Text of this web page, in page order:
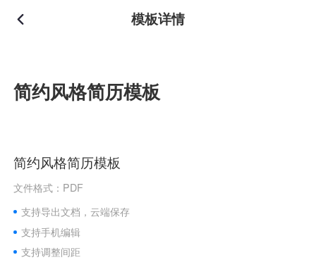
模板详情
简约风格简历模板
简约风格简历模板
文件格式：PDF
支持导出文档，云端保存
支持手机编辑
支持调整间距